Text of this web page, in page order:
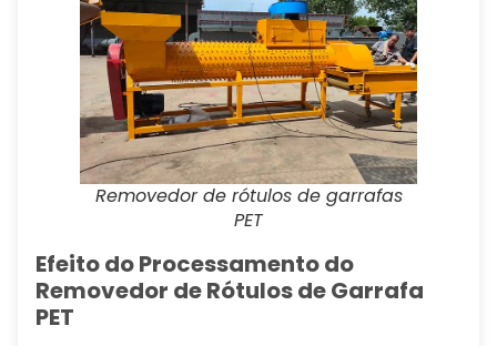
Removedor de rótulos de garrafas
PET
Efeito do Processamento do
Removedor de Rótulos de Garrafa
PET